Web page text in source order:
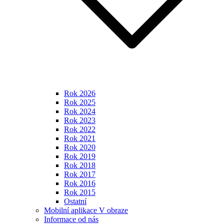
Rok 2026
Rok 2025
Rok 2024
Rok 2023
Rok 2022
Rok 2021
Rok 2020
Rok 2019
Rok 2018
Rok 2017
Rok 2016
Rok 2015
Ostatní
Mobilní aplikace V obraze
Informace od nás